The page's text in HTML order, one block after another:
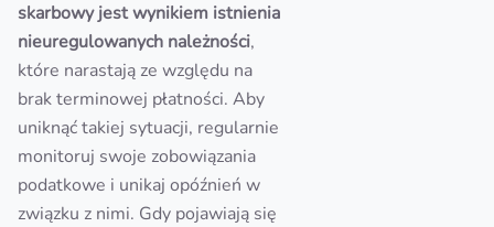
skarbowy jest wynikiem istnienia
nieuregulowanych należności,
które narastają ze względu na
brak terminowej płatności. Aby
uniknąć takiej sytuacji, regularnie
monitoruj swoje zobowiązania
podatkowe i unikaj opóźnień w
związku z nimi. Gdy pojawiają się